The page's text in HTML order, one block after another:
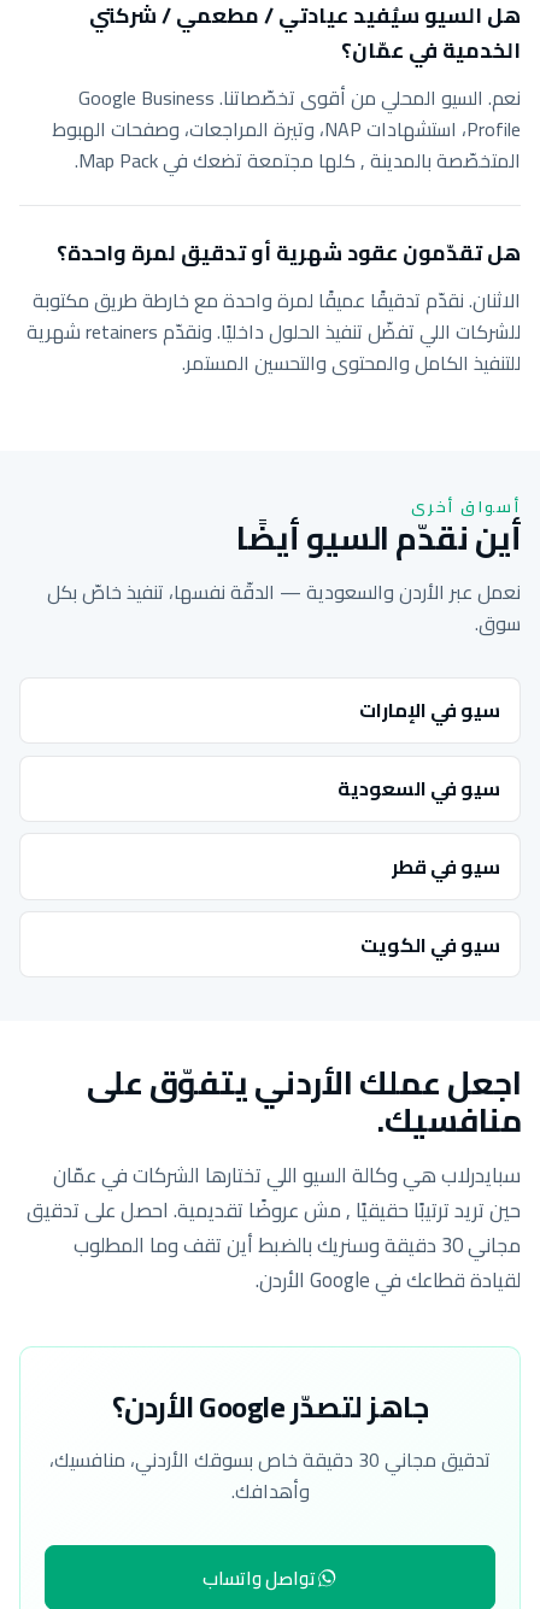
هل السيو سيُفيد عيادتي / مطعمي / شركتي
الخدمية في عمّان؟
نعم. السيو المحلي من أقوى تخصّصاتنا. Google Business
Profile، استشهادات NAP، وتيرة المراجعات، وصفحات الهبوط
المتخصّصة بالمدينة , كلها مجتمعة تضعك في Map Pack.
هل تقدّمون عقود شهرية أو تدقيق لمرة واحدة؟
الاثنان. نقدّم تدقيقًا عميقًا لمرة واحدة مع خارطة طريق مكتوبة
للشركات اللي تفضّل تنفيذ الحلول داخليًا. ونقدّم retainers شهرية
للتنفيذ الكامل والمحتوى والتحسين المستمر.
أسواق أخرى
أين نقدّم السيو أيضًا
نعمل عبر الأردن والسعودية — الدقّة نفسها، تنفيذ خاصّ بكل
سوق.
سيو في الإمارات
سيو في السعودية
سيو في قطر
سيو في الكويت
اجعل عملك الأردني يتفوّق على
منافسيك.
سبايدرلاب هي وكالة السيو اللي تختارها الشركات في عمّان
حين تريد ترتيبًا حقيقيًا , مش عروضًا تقديمية. احصل على تدقيق
مجاني 30 دقيقة وسنريك بالضبط أين تقف وما المطلوب
لقيادة قطاعك في Google الأردن.
جاهز لتصدّر Google الأردن؟
تدقيق مجاني 30 دقيقة خاص بسوقك الأردني، منافسيك،
وأهدافك.
تواصل واتساب